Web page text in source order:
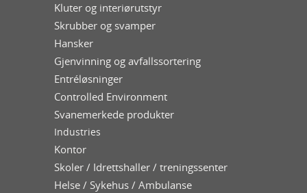
Kluter og interiørutstyr
Skrubber og svamper
Hansker
Gjenvinning og avfallssortering
Entréløsninger
Controlled Environment
Svanemerkede produkter
Industries
Kontor
Skoler / Idrettshaller / treningssenter
Helse / Sykehus / Ambulanse